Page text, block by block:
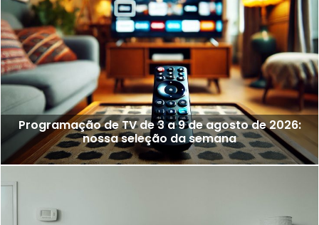
Programação de TV de 3 a 9 de agosto de 2026:
nossa seleção da semana